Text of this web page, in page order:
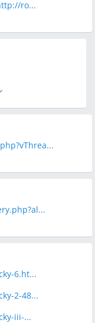
ro...
6.ht...
2-48...
iii-...